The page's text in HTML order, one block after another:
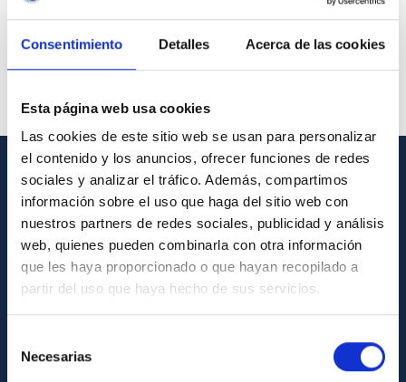
Consentimiento Detalles Acerca de las cookies
Esta página web usa cookies
Las cookies de este sitio web se usan para personalizar
el contenido y los anuncios, ofrecer funciones de redes
sociales y analizar el tráfico. Además, compartimos
información sobre el uso que haga del sitio web con
nuestros partners de redes sociales, publicidad y análisis
web, quienes pueden combinarla con otra información
que les haya proporcionado o que hayan recopilado a
partir del uso que haya hecho de sus servicios.
Necesarias
GENERAL INFORMATION
Contact
How to get to the IAC
List of personnel
Library
General register